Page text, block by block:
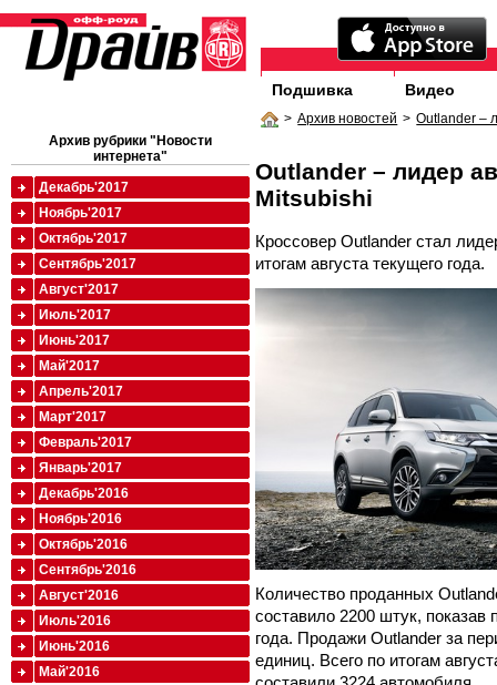
Подшивка Видео
> Архив новостей > Outlander –
Outlander – лидер
Mitsubishi
Кроссовер Outlander стал
итогам августа текущего года.
Количество проданных
составило 2200 штук, показав
года. Продажи Outlander за
единиц. Всего по итогам
Архив рубрики "Новости
интернета"
Декабрь'2017
Ноябрь'2017
Октябрь'2017
Сентябрь'2017
Август'2017
Июль'2017
Июнь'2017
Май'2017
Апрель'2017
Март'2017
Февраль'2017
Январь'2017
Декабрь'2016
Ноябрь'2016
Октябрь'2016
Сентябрь'2016
Август'2016
Июль'2016
Июнь'2016
Май'2016